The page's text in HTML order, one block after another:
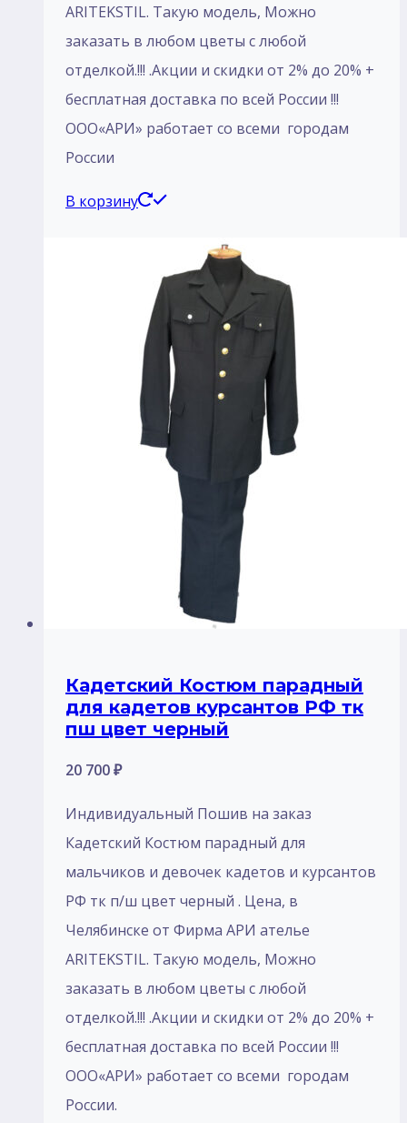
ARITEKSTIL. Такую модель, Mожно
заказать в любом цветы с любой
отделкой.!!! .Акции и скидки от 2% до 20% +
бесплатная доставка по всей России !!!
ООО«АРИ» работает со всеми городам
России
В корзину
Кадетский Костюм парадный
для кадетов курсантов РФ тк
пш цвет черный
20 700₽
Индивидуальный Пошив на заказ
Кадетский Костюм парадный для
мальчиков и девочек кадетов и курсантов
РФ тк п/ш цвет черный . Цена, в
Челябинске от Фирма АРИ ателье
ARITEKSTIL. Такую модель, Mожно
заказать в любом цветы с любой
отделкой.!!! .Акции и скидки от 2% до 20% +
бесплатная доставка по всей России !!!
ООО«АРИ» работает со всеми городам
России.